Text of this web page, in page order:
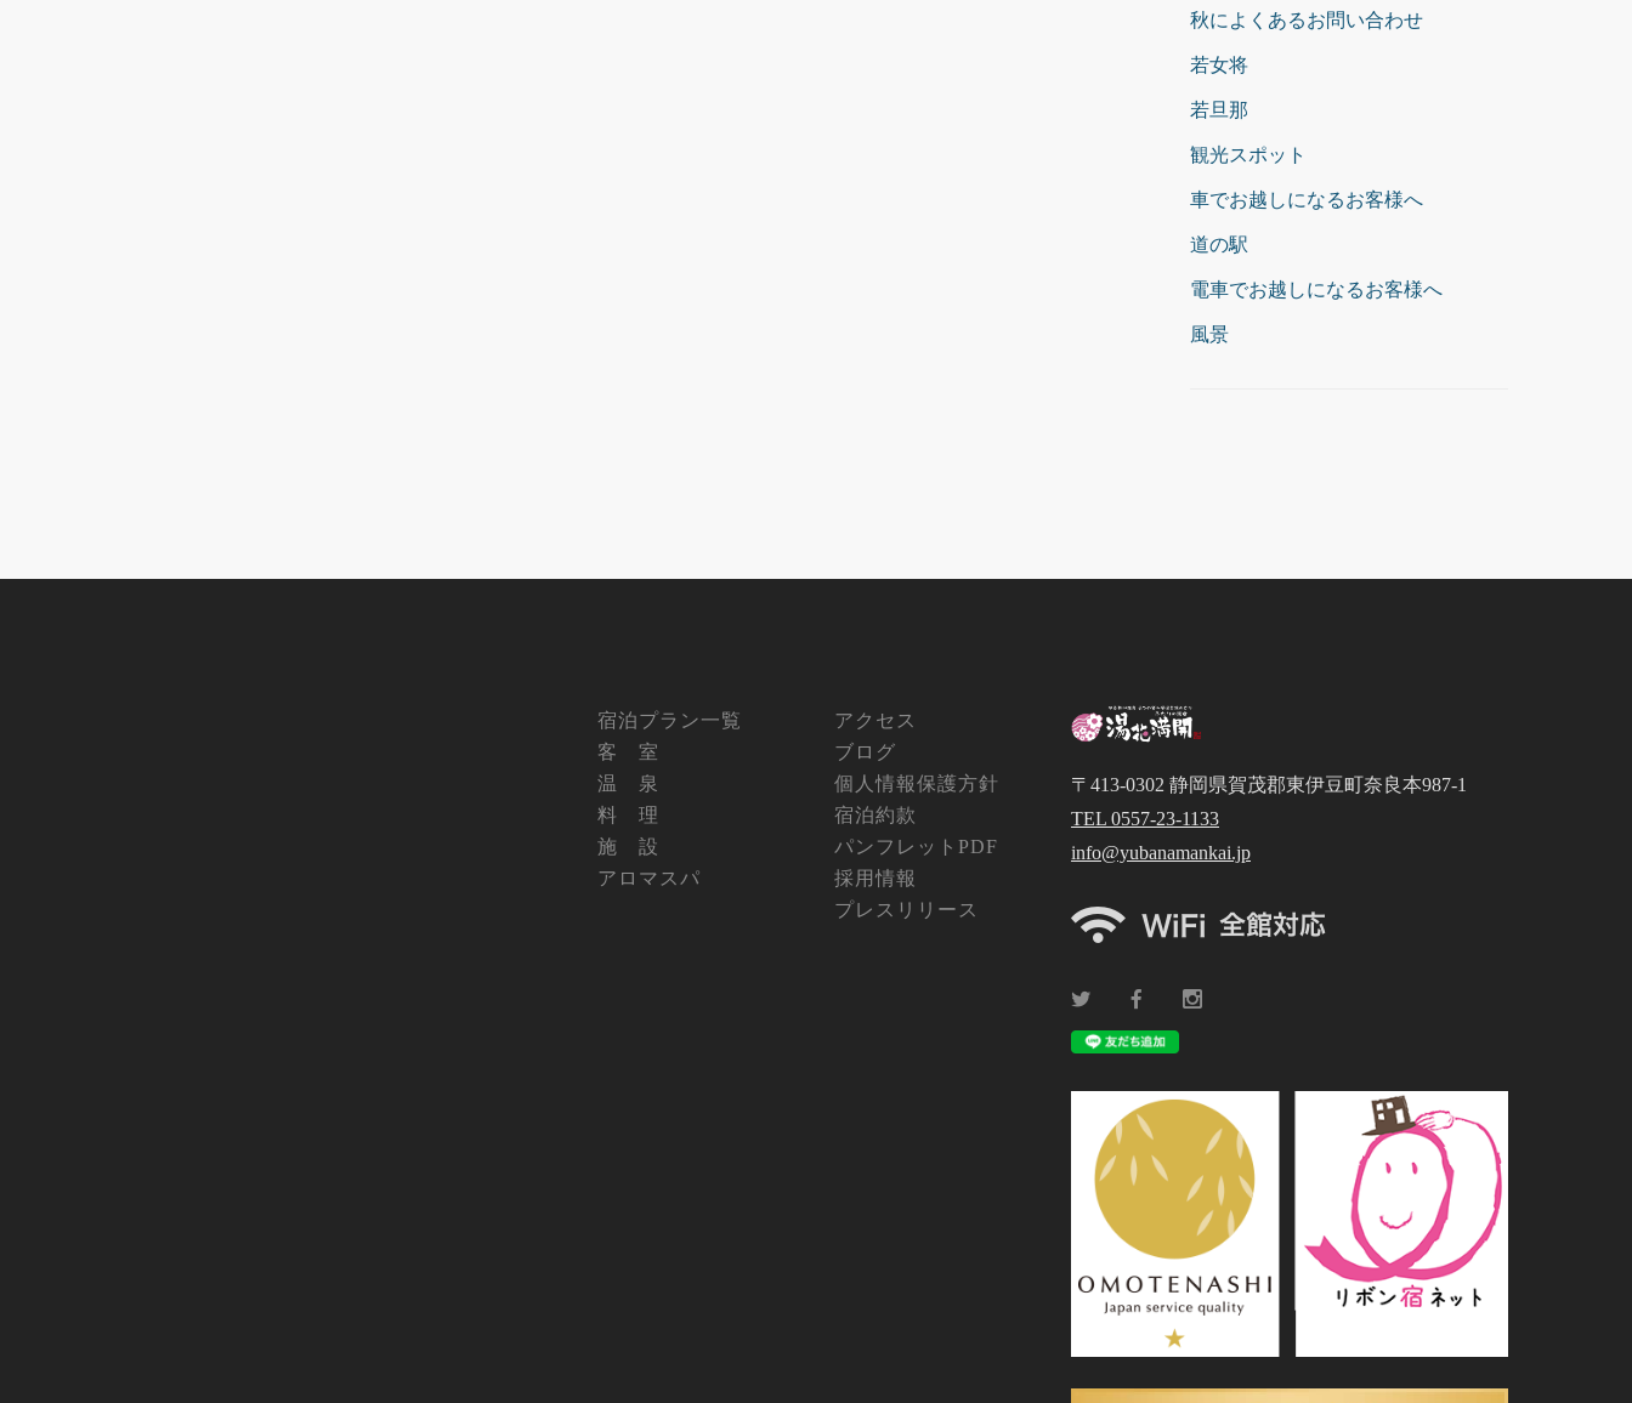
秋によくあるお問い合わせ
若女将
若旦那
観光スポット
車でお越しになるお客様へ
道の駅
電車でお越しになるお客様へ
風景
宿泊プラン一覧
客 室
温 泉
料 理
施 設
アロマスパ
アクセス
ブログ
個人情報保護方針
宿泊約款
パンフレットPDF
採用情報
プレスリリース
〒413-0302 静岡県賀茂郡東伊豆町奈良本987-1
TEL 0557-23-1133
info@yubanamankai.jp